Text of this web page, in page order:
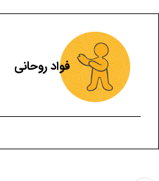
فواد روحانی